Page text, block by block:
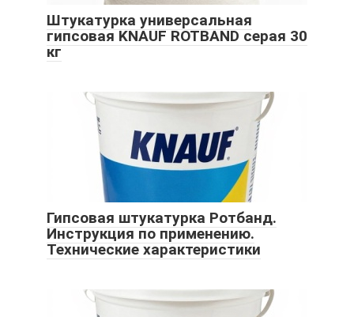
Штукатурка универсальная
гипсовая KNAUF ROTBAND серая 30
кг
Гипсовая штукатурка Ротбанд.
Инструкция по применению.
Технические характеристики